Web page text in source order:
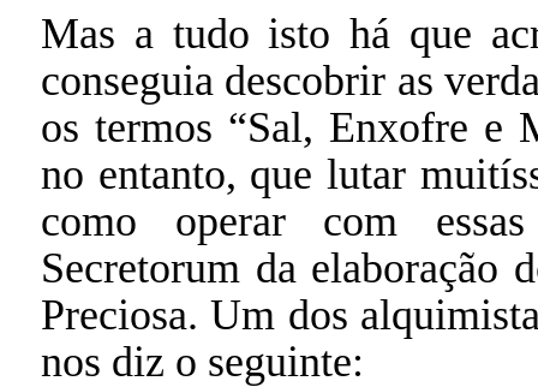
Mas a tudo isto há que
conseguia descobrir as
os termos “Sal, Enxofre e
no entanto, que lutar
como operar com
Secretorum da elaboração
Preciosa. Um dos
nos diz o seguinte: